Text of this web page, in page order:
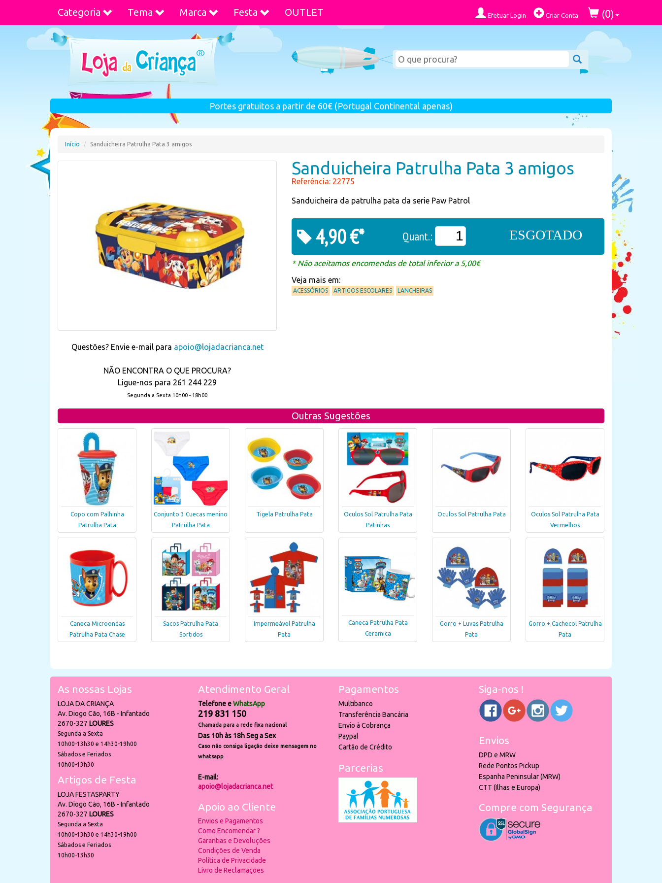
Categoria Tema Marca Festa OUTLET Efetuar Login Criar Conta (0)
Portes gratuitos a partir de 60€ (Portugal Continental apenas)
Início Sanduicheira Patrulha Pata 3 amigos
Questões? Envie e-mail para apoio@lojadacrianca.net
NÃO ENCONTRA O QUE PROCURA?
Ligue-nos para 261 244 229
Segunda a Sexta 10h00 - 18h00
Sanduicheira Patrulha Pata 3 amigos
Referência: 22775
Sanduicheira da patrulha pata da serie Paw Patrol
4,90 €* Quant.: ESGOTADO
* Não aceitamos encomendas de total inferior a 5,00€
Veja mais em:
ACESSÓRIOS ARTIGOS ESCOLARES LANCHEIRAS
Outras Sugestões
Copo com Palhinha
Patrulha Pata
Conjunto 3 Cuecas menino
Patrulha Pata
Tigela Patrulha Pata
Oculos Sol Patrulha Pata
Patinhas
Oculos Sol Patrulha Pata
Oculos Sol Patrulha Pata
Vermelhos
Caneca Microondas
Patrulha Pata Chase
Sacos Patrulha Pata
Sortidos
Impermeável Patrulha
Pata
Caneca Patrulha Pata
Ceramica
Gorro + Luvas Patrulha
Pata
Gorro + Cachecol Patrulha
Pata
As nossas Lojas
LOJA DA CRIANÇA
Av. Diogo Cão, 16B - Infantado
2670-327 LOURES
Segunda a Sexta
10h00-13h30 e 14h30-19h00
Sábados e Feriados
10h00-13h30
Artigos de Festa
LOJA FESTASPARTY
Av. Diogo Cão, 16B - Infantado
2670-327 LOURES
Segunda a Sexta
10h00-13h30 e 14h30-19h00
Sábados e Feriados
10h00-13h30
Atendimento Geral
Telefone eWhatsApp
219 831 150
Chamada para a rede fixa nacional
Das 10h às 18h Seg a Sex
Caso não consiga ligação deixe mensagem no
whatsapp
E-mail:
apoio@lojadacrianca.net
Apoio ao Cliente
Envios e Pagamentos
Como Encomendar ?
Garantias e Devoluções
Condições de Venda
Política de Privacidade
Livro de Reclamações
Pagamentos
Multibanco
Transferência Bancária
Envio à Cobrança
Paypal
Cartão de Crédito
Parcerias
Siga-nos !
Envios
DPD e MRW
Rede Pontos Pickup
Espanha Peninsular (MRW)
CTT (Ilhas e Europa)
Compre com Segurança